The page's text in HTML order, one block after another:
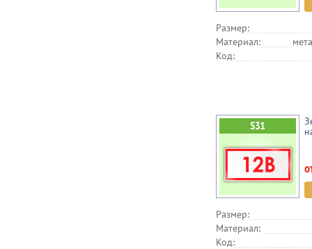
Размер:
Материал:
Код:
Размер:
Материал:
Код: